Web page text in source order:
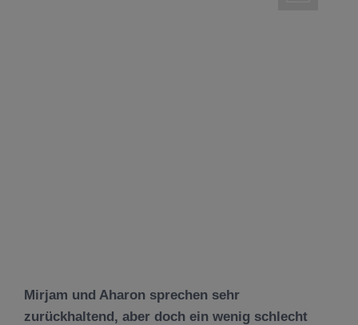
Mirjam und Aharon sprechen sehr
zurückhaltend, aber doch ein wenig schlecht